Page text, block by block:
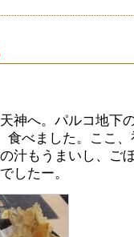
神へ。パルコ地下
食べました。ここ
汁もうまいし、ご
したー。